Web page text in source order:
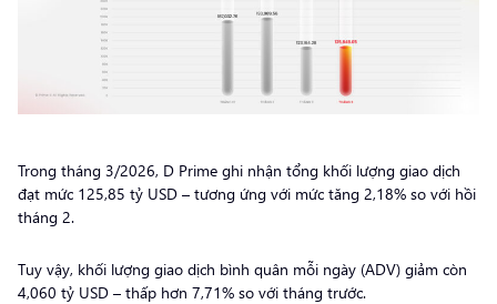
Trong tháng 3/2026, D Prime ghi nhận tổng khối lượng giao dịch
đạt mức 125,85 tỷ USD – tương ứng với mức tăng 2,18% so với hồi
tháng 2.
Tuy vậy, khối lượng giao dịch bình quân mỗi ngày (ADV) giảm còn
4,060 tỷ USD – thấp hơn 7,71% so với tháng trước.